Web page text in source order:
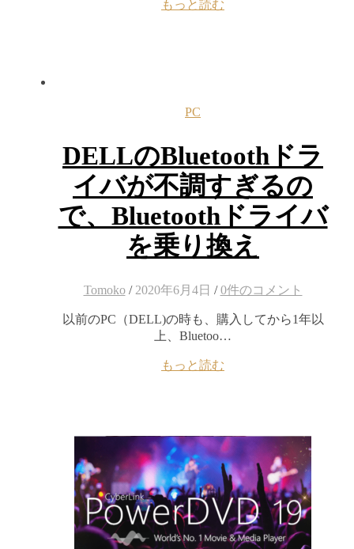
もっと読む
PC
DELLのBluetoothドラ
イバが不調すぎるの
で、Bluetoothドライバ
を乗り換え
Tomoko / 2020年6月4日 / 0件のコメント
以前のPC（DELL)の時も、購入してから1年以
上、Bluetoo…
もっと読む